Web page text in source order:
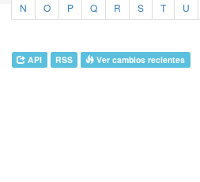
N
O P Q R S T U
API RSS Ver cambios recientes